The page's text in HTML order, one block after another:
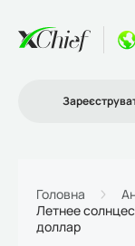
Платформи
Головна
Летнее
доллар